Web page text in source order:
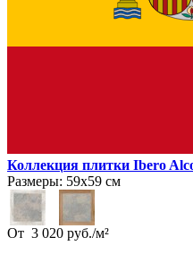
Коллекция плитки Ibero
Размеры: 59х59 см
От 3 020 руб./м²